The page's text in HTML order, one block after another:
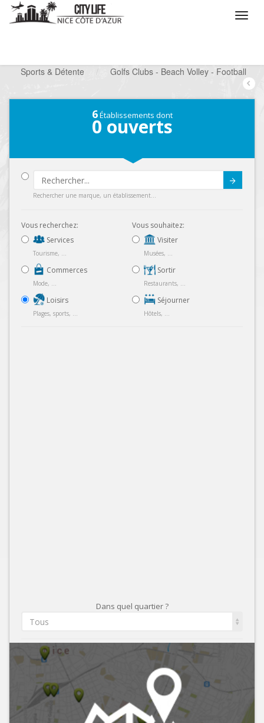
Sports & Détente
/ Golfs Clubs - Beach Volley - Football
6Établissements dont
0 ouverts
Rechercher une marque, un établissement...
Vous recherchez:
Services
Tourisme, ...
Commerces
Mode, ...
Loisirs
Plages, sports, ...
Vous souhaitez:
Visiter
Musées, ...
Sortir
Restaurants, ...
Séjourner
Hôtels, ...
Dans quel quartier ?
Tous